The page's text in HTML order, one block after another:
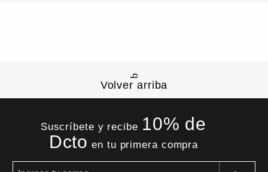
Volver arriba
Suscríbete y recibe 10% de
Dcto en tu primera compra